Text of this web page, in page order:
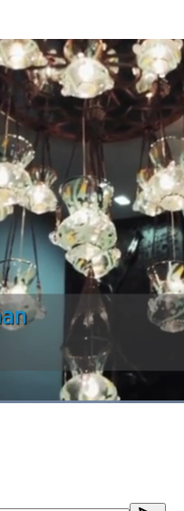
buka bersama teman
tiga tempatbukber
#restoran